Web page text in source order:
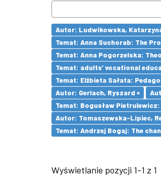
Autor: Ludwikowska,
Temat: Anna Suchorab: The
Temat: Anna Pogorzelska:
Temat: adults’ vocational
Temat: Elżbieta Sałata:
Autor: Gerlach, Ryszard ×
Temat: Bogusław
Autor: Tomaszewska-Lipiec,
Temat: Andrzej Bogaj: The
Wyświetlanie pozycji 1-1 z 1